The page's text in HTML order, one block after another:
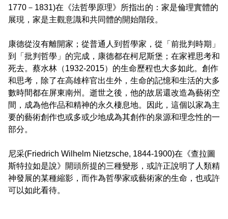
1770－1831)在《法哲學原理》所指出的：家是倫理實體的
展現，家是主觀意識和共同體的開始階段。
康德從沒有離開家；從普通人到哲學家，從「前批判時期」
到「批判哲學」的完成，康德都在柯尼斯堡；在家裡思考和
死去。蔡水林（1932-2015）的生命歷程也大多如此。創作
和思考，除了在高雄梓官出生外，生命的記憶和生活的大多
數時間都在屏東南州。逝世之後，他的故居還改造為藝術空
間，成為他作品和精神的永久棲息地。因此，這個以家為主
要的藝術創作也或多或少地成為其創作的泉源和理念性的一
部分。
尼采(Friedrich Wilhelm Nietzsche, 1844-1900)在《查拉圖
斯特拉如是說》開頭所提的三種變形，或許正說明了人類精
神發展的某種縮影，而作為哲學家或藝術家的生命，也或許
可以如此看待。